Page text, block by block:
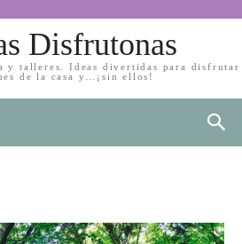
Disfrutonas
y talleres. Ideas divertidas para disfrutar
de la casa y…¡sin ellos!